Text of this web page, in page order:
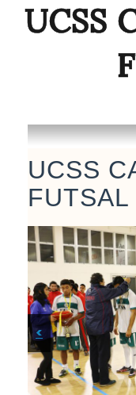
UCSS
UCSS
FUTSAL
<